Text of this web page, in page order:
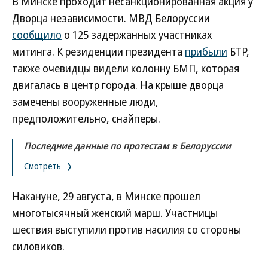
Дворца независимости. МВД Белоруссии
сообщило о 125 задержанных участниках
митинга. К резиденции президента прибыли БТР,
также очевидцы видели колонну БМП, которая
двигалась в центр города. На крыше дворца
замечены вооруженные люди,
предположительно, снайперы.
Последние данные по протестам в Белоруссии
Смотреть
Накануне, 29 августа, в Минске прошел
многотысячный женский марш. Участницы
шествия выступили против насилия со стороны
силовиков.